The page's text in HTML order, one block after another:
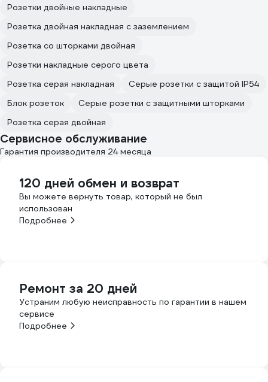
Розетки двойные накладные
Розетка двойная накладная с заземлением
Розетка со шторками двойная
Розетки накладные серого цвета
Розетка серая накладная
Серые розетки с защитой IP54
Блок розеток
Серые розетки с защитными шторками
Розетка серая двойная
Сервисное обслуживание
Гарантия производителя 24 месяца
120 дней обмен и возврат
Вы можете вернуть товар, который не был
использован
Подробнее
Ремонт за 20 дней
Устраним любую неисправность по гарантии в нашем
сервисе
Подробнее